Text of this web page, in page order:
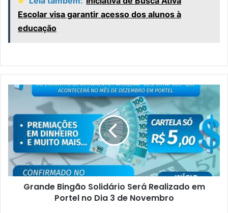
Escolar visa garantir acesso dos alunos à
educação
n
e
n
Grande Bingão Solidário Será Realizado em
Portel no Dia 3 de Novembro